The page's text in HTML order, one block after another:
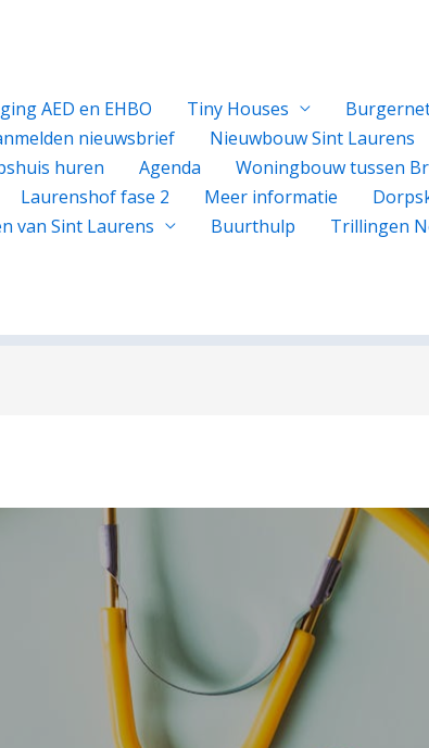
AED en EHBO Tiny Houses
nieuwsbrief
Nieuwbouw Sint Laurens
huren Agenda Woningbouw tussen
Laurenshof fase 2 Meer informatie
van Sint Laurens Buurthulp Trillingen